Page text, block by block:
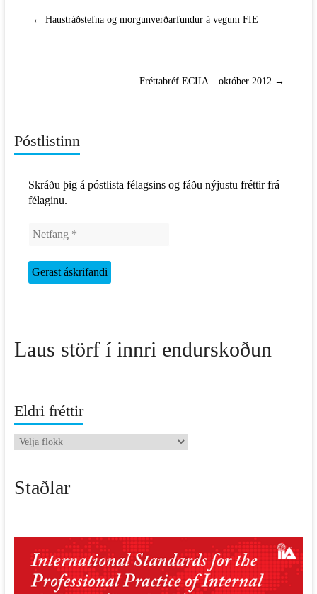
← Haustráðstefna og morgunverðarfundur á vegum FIE
Fréttabréf ECIIA – október 2012 →
Póstlistinn
Skráðu þig á póstlista félagsins og fáðu nýjustu fréttir frá
félaginu.
Laus störf í innri endurskoðun
Eldri fréttir
Eldri
Staðlar